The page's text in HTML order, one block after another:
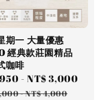
期一 大量優惠
經典款莊園精品
咖啡
-NT$ 3,000
-NT$ 4,000